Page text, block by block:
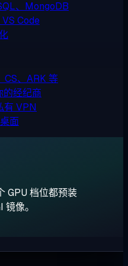
、MongoDB
Code
、ARK 等
的经纪商
有 VPN
面
GPU 档位都预装
像。